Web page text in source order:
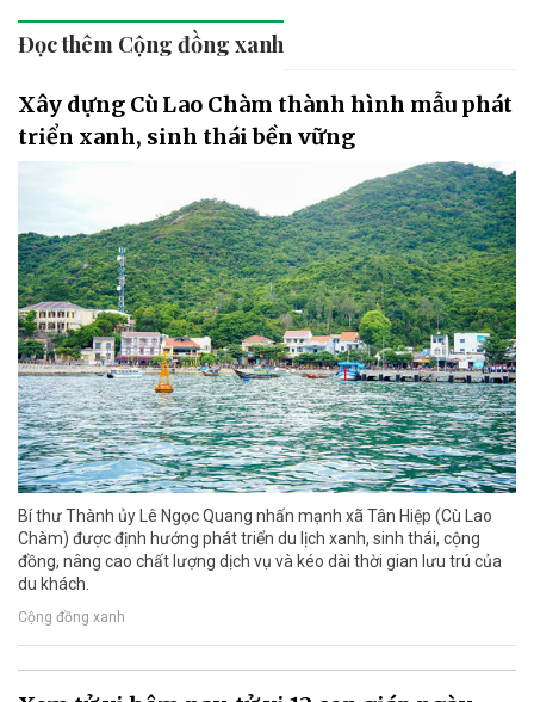
Đọc thêm Cộng đồng xanh
Xây dựng Cù Lao Chàm thành hình mẫu phát
triển xanh, sinh thái bền vững
Bí thư Thành ủy Lê Ngọc Quang nhấn mạnh xã Tân Hiệp (Cù Lao
Chàm) được định hướng phát triển du lịch xanh, sinh thái, cộng
đồng, nâng cao chất lượng dịch vụ và kéo dài thời gian lưu trú của
du khách.
Cộng đồng xanh